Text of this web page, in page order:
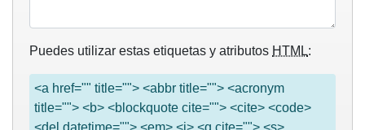
Puedes utilizar estas etiquetas y atributos HTML:
<a href="" title=""> <abbr title=""> <acronym
title=""> <b> <blockquote cite=""> <cite> <code>
<del datetime=""> <em> <i> <q cite=""> <s>